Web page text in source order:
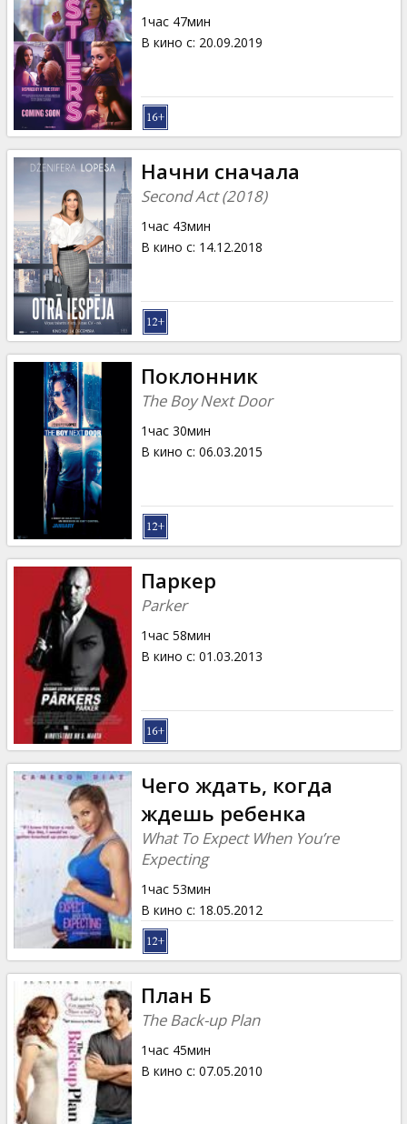
1час 47мин
В кино с: 20.09.2019
Начни сначала
Second Act (2018)
1час 43мин
В кино с: 14.12.2018
Поклонник
The Boy Next Door
1час 30мин
В кино с: 06.03.2015
Паркер
Parker
1час 58мин
В кино с: 01.03.2013
Чего ждать, когда
ждешь ребенка
What To Expect When You’re
Expecting
1час 53мин
В кино с: 18.05.2012
План Б
The Back-up Plan
1час 45мин
В кино с: 07.05.2010